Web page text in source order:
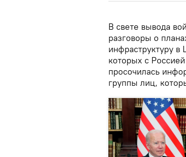
В свете вывода
разговоры о
инфраструктуру в
которых с
просочилась
группы лиц,